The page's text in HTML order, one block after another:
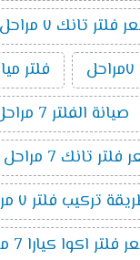
تانك ٧ مراحل ٢٠٢٠
فلتر مياه
صيانة الفلتر 7 مراحل
تانك 7 مراحل 2018
تركيب فلتر ٧ مراحل
اكوا كيارا 7 مراحل